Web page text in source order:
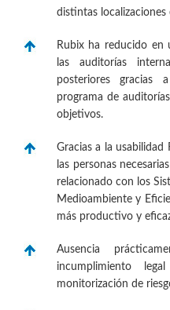
distintas localizaciones
Rubix ha reducido en
las auditorías
posteriores gracias
programa de
objetivos.
Gracias a la usabilidad
las personas
relacionado con los
Medioambiente y
más productivo y
Ausencia
incumplimiento
monitorización de